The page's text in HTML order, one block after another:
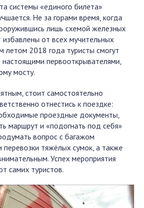
системы «единого билета»
Не за горами время, когда
лишь схемой железных
от всех мучительных
летом 2018 года туристы смогут
настоящими первооткрывателями,
мосту.
стоит самостоятельно
отнестись к поездке:
проездные документы,
маршрут и «подогнать под себя»
вопрос с багажом
перевозки тяжёлых сумок, а также
Успех мероприятия
самих туристов.